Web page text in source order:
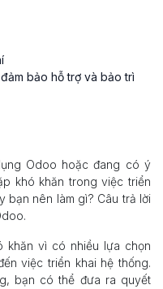
bảo hỗ trợ và bảo trì
Odoo hoặc đang có ý
khó khăn trong việc triển
bạn nên làm gì? Câu trả lời
khăn vì có nhiều lựa chọn
việc triển khai hệ thống.
bạn có thể đưa ra quyết